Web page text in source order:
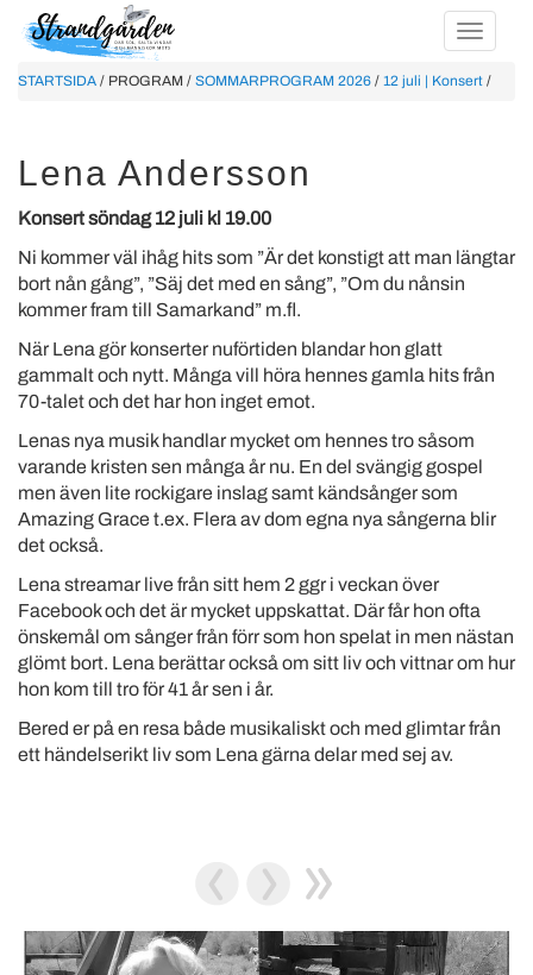
STARTSIDA / PROGRAM / SOMMARPROGRAM 2026 / 12 juli | Konsert /
Lena Andersson
Konsert söndag 12 juli kl 19.00
Ni kommer väl ihåg hits som ”Är det konstigt att man längtar
bort nån gång”, ”Säj det med en sång”, ”Om du nånsin
kommer fram till Samarkand” m.fl.
När Lena gör konserter nuförtiden blandar hon glatt
gammalt och nytt. Många vill höra hennes gamla hits från
70-talet och det har hon inget emot.
Lenas nya musik handlar mycket om hennes tro såsom
varande kristen sen många år nu. En del svängig gospel
men även lite rockigare inslag samt kändsånger som
Amazing Grace t.ex. Flera av dom egna nya sångerna blir
det också.
Lena streamar live från sitt hem 2 ggr i veckan över
Facebook och det är mycket uppskattat. Där får hon ofta
önskemål om sånger från förr som hon spelat in men nästan
glömt bort. Lena berättar också om sitt liv och vittnar om hur
hon kom till tro för 41 år sen i år.
Bered er på en resa både musikaliskt och med glimtar från
ett händelserikt liv som Lena gärna delar med sej av.